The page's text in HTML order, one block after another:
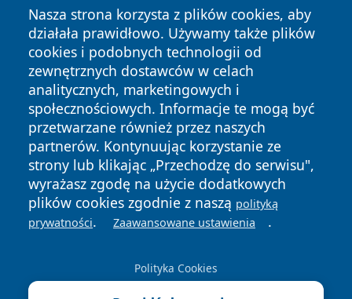
Nasza strona korzysta z plików cookies, aby
działała prawidłowo. Używamy także plików
cookies i podobnych technologii od
zewnętrznych dostawców w celach
analitycznych, marketingowych i
społecznościowych. Informacje te mogą być
przetwarzane również przez naszych
partnerów. Kontynuując korzystanie ze
strony lub klikając „Przechodzę do serwisu",
wyrażasz zgodę na użycie dodatkowych
plików cookies zgodnie z naszą polityką
prywatności. Zaawansowane ustawienia .
Polityka Cookies
Copyright © 2026 raciborski24.pl Wszystkie prawa
zastrzeżone.
News Autorzy
Polityka
Prywatności
Polityka
Cookies